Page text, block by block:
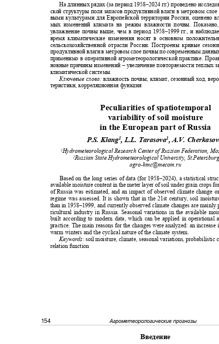
На длинных рядах (за период 1958–2024 гг.) проведено
ской структуры поля запасов продуктивной влаги в метровом
выми культурами для Европейской территории России, оценено
мых изменений климата на режим влажности почвы.
увлажнение почвы выше, чем в период 1958–1999гг. , и
время климатические изменения носят в основном
сельскохозяйственной отрасли России. Построены кривые
продуктивной влаги в метровом слое почвы по современным
применимо в оперативной агрометеорологической практике.
новные причины изменений–увеличение повторяемости теплых
климатической системы.
Ключевые слова:влажность почвы, климат, сезонный ход,
теристики, корреляционная функция
Peculiarities of spatiotemporal
variability of soil moisture
in the European part of Russia
P.S. Klang1, L.L. Tarasova1, A.V.
1Hydrometeorological Research Center of Russian Federation,
2Russian State Hydrometeorological University,
agro-hmc@mecom.ru
Based on the long series of data (for 1958–2024), a statistical
available moisture content in the meter layer of soil under grain crops
of Russia was estimated, and an impact of observed climate change
regime was assessed. It is shown that in the 21st century, soil
than in 1958–1999, and currently observed climate changes are
ricultural industry in Russia. Seasonal variations in the available
built according to modern data, which can be applied in operational
practice. The main reasons for the changes were analyzed: an
warm winters and the cyclical nature of the climate system.
Keywords: soil moisture, climate, seasonal variations, probabilistic
relation function
154 Агрометеорологические прогнозы
Введение